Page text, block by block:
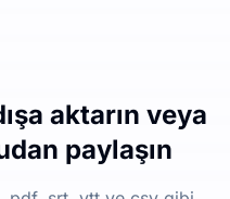
aktarın veya
paylaşın